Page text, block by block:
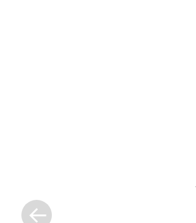
Entrada